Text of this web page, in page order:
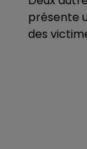
présente
des